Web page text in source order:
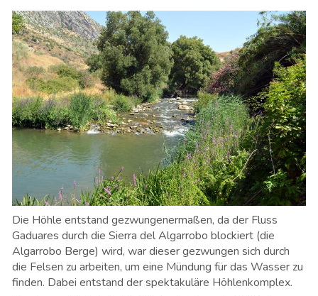
Die Höhle entstand gezwungenermaßen, da der Fluss
Gaduares durch die Sierra del Algarrobo blockiert (die
Algarrobo Berge) wird, war dieser gezwungen sich durch
die Felsen zu arbeiten, um eine Mündung für das Wasser zu
finden. Dabei entstand der spektakuläre Höhlenkomplex.